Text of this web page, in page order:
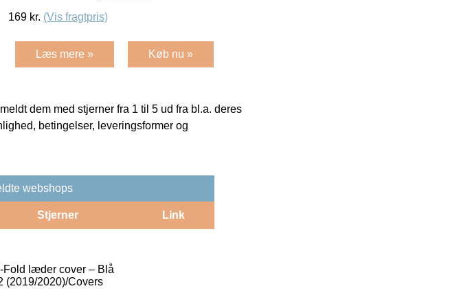
169 kr. (Vis fragtpris)
Læs mere » Køb nu »
dem med stjerner fra 1 til 5 ud fra bl.a. deres
betingelser, leveringsformer og
webshops
Stjerner Link
Fold læder cover – Blå
(2019/2020)/Covers